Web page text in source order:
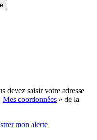
devez saisir votre adresse
Mes coordonnées » de la
mon alerte